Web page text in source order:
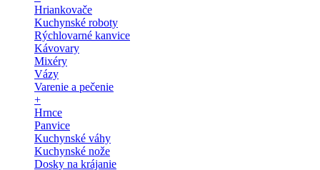
Hriankovače
Kuchynské roboty
Rýchlovarné kanvice
Kávovary
Mixéry
Vázy
Varenie a pečenie
+
Hrnce
Panvice
Kuchynské váhy
Kuchynské nože
Dosky na krájanie